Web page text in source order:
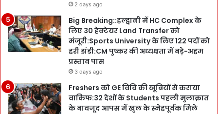
2 days ago
Big Breaking::हल्द्वानी में HC Complex के
लिए 30 हेक्टेयर Land Transfer को
मंजूरी:Sports University के लिए 122 पदों को
हरी झंडी:CM पुष्कर की अध्यक्षता में बड़े-अहम
प्रस्ताव पास
3 days ago
Freshers को GE विवि की खूबियों से कराया
वाकिफ:32 देशों के Students पहली मुलाक़ात
के बावजूद आपस में खुल के स्नेहपूर्वक मिले